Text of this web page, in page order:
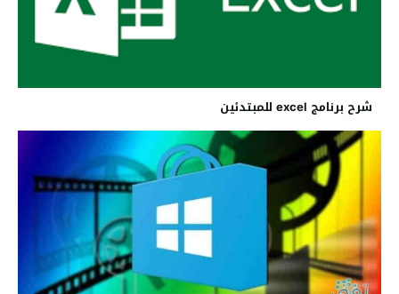
شرح برنامج excel للمبتدئين